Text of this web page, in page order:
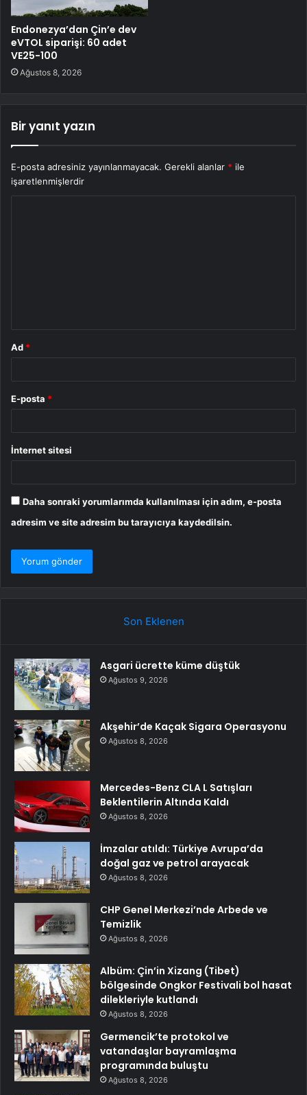
Endonezya’dan Çin’e dev
eVTOL siparişi: 60 adet
VE25-100
Ağustos 8, 2026
Bir yanıt yazın
E-posta adresiniz yayınlanmayacak. Gerekli alanlar * ile
işaretlenmişlerdir
Ad *
E-posta *
İnternet sitesi
Daha sonraki yorumlarımda kullanılması için adım, e-posta
adresim ve site adresim bu tarayıcıya kaydedilsin.
Son Eklenen
Asgari ücrette küme düştük
Ağustos 9, 2026
Akşehir’de Kaçak Sigara Operasyonu
Ağustos 8, 2026
Mercedes-Benz CLA L Satışları
Beklentilerin Altında Kaldı
Ağustos 8, 2026
İmzalar atıldı: Türkiye Avrupa’da
doğal gaz ve petrol arayacak
Ağustos 8, 2026
CHP Genel Merkezi’nde Arbede ve
Temizlik
Ağustos 8, 2026
Albüm: Çin’in Xizang (Tibet)
bölgesinde Ongkor Festivali bol hasat
dilekleriyle kutlandı
Ağustos 8, 2026
Germencik’te protokol ve
vatandaşlar bayramlaşma
programında buluştu
Ağustos 8, 2026